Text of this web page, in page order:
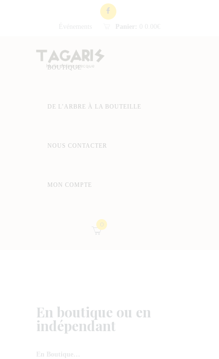
Événements Panier: 0.00€
BOUTIQUE
DE L’ARBRE À LA BOUTEILLE
NOUS CONTACTER
MON COMPTE
0
En boutique ou en
indépendant
En Boutique…